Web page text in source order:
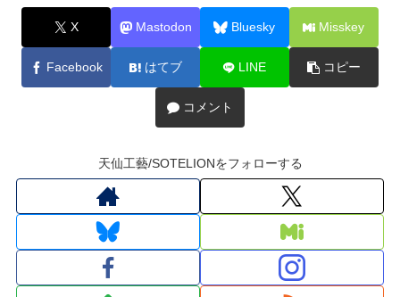
X Mastodon Bluesky Misskey
Facebook はてブ LINE コピー
コメント
天仙工藝/SOTELIONをフォローする